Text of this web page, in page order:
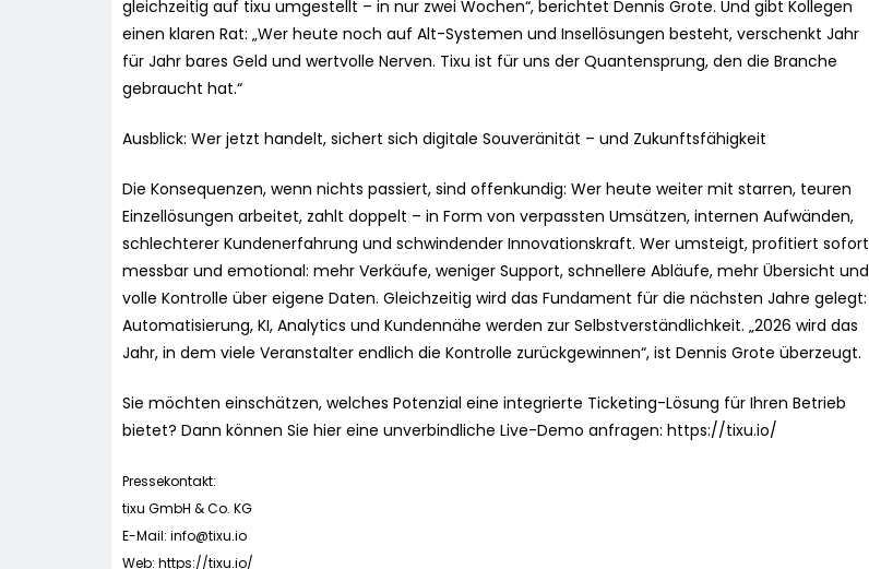
gleichzeitig auf tixu umgestellt – in nur zwei Wochen“, berichtet Dennis Grote. Und gibt Kollegen
einen klaren Rat: „Wer heute noch auf Alt-Systemen und Insellösungen besteht, verschenkt Jahr
für Jahr bares Geld und wertvolle Nerven. Tixu ist für uns der Quantensprung, den die Branche
gebraucht hat.“
Ausblick: Wer jetzt handelt, sichert sich digitale Souveränität – und Zukunftsfähigkeit
Die Konsequenzen, wenn nichts passiert, sind offenkundig: Wer heute weiter mit starren, teuren
Einzellösungen arbeitet, zahlt doppelt – in Form von verpassten Umsätzen, internen Aufwänden,
schlechterer Kundenerfahrung und schwindender Innovationskraft. Wer umsteigt, profitiert sofort
messbar und emotional: mehr Verkäufe, weniger Support, schnellere Abläufe, mehr Übersicht und
volle Kontrolle über eigene Daten. Gleichzeitig wird das Fundament für die nächsten Jahre gelegt:
Automatisierung, KI, Analytics und Kundennähe werden zur Selbstverständlichkeit. „2026 wird das
Jahr, in dem viele Veranstalter endlich die Kontrolle zurückgewinnen“, ist Dennis Grote überzeugt.
Sie möchten einschätzen, welches Potenzial eine integrierte Ticketing-Lösung für Ihren Betrieb
bietet? Dann können Sie hier eine unverbindliche Live-Demo anfragen: https://tixu.io/
Pressekontakt:
tixu GmbH & Co. KG
E-Mail: info@tixu.io
Web: https://tixu.io/